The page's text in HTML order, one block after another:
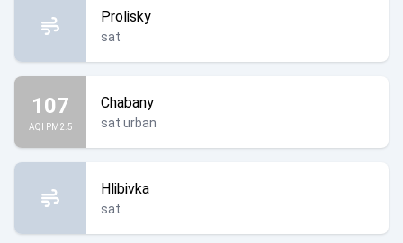
Prolisky
sat
107
AQI PM2.5
Chabany
sat urban
Hlibivka
sat